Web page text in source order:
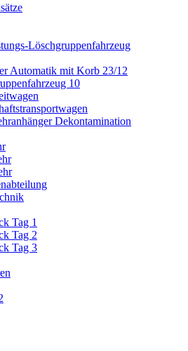
Löschgruppenfahrzeug
Automatik mit Korb 23/12
10
Dekontamination
Tag 1
Tag 2
Tag 3